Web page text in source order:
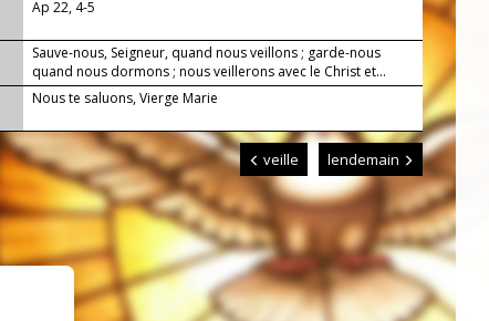
Ap 22, 4-5
Sauve-nous, Seigneur, quand nous veillons ; garde-nous
quand nous dormons ; nous veillerons avec le Christ et...
Nous te saluons, Vierge Marie
veille lendemain